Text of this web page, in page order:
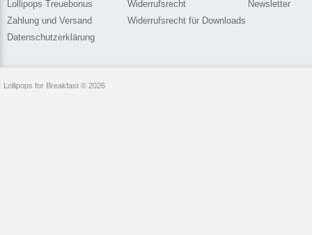
Newsletter
Widerrufsrecht
Widerrufsrecht für Downloads
Lollipops Treuebonus
Zahlung und Versand
Datenschutzerklärung
Lollipops for Breakfast © 2026